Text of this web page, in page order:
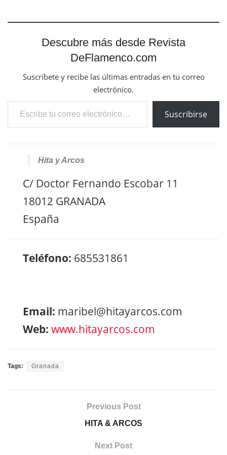
Descubre más desde Revista
DeFlamenco.com
Suscríbete y recibe las últimas entradas en tu correo
electrónico.
Escribe tu correo electrónico…
Suscribirse
Hita y Arcos
C/ Doctor Fernando Escobar 11
18012 GRANADA
España
Teléfono: 685531861
Email: maribel@hitayarcos.com
Web: www.hitayarcos.com
Tags: Granada
Previous Post
HITA & ARCOS
Next Post